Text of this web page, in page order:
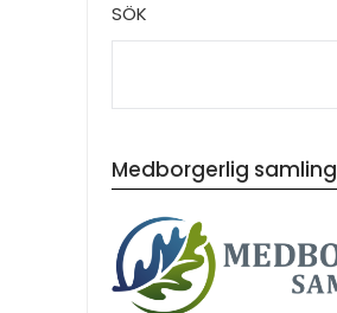
SÖK
Medborgerlig samling